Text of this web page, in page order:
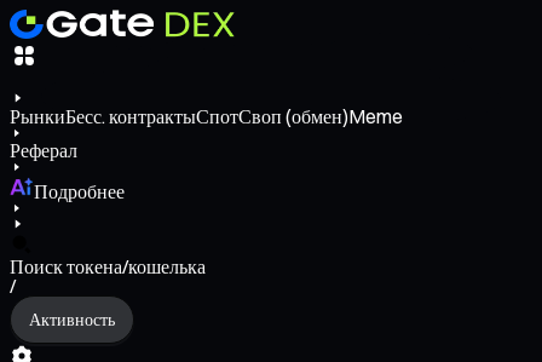
РынкиБесс. контрактыСпотСвоп (обмен)Meme
Реферал
Подробнее
Поиск токена/кошелька
/
Активность